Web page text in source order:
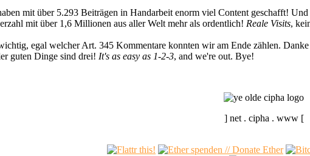
mit über 5.293 Beiträgen in Handarbeit enorm viel Content geschafft!
mit über 1,6 Millionen aus aller Welt mehr als ordentlich! Reale Visits,
egal welcher Art. 345 Kommentare konnten wir am Ende zählen.
guten Dinge sind drei! It's as easy as 1-2-3, and we're out. Bye!
] net . cipha . www [